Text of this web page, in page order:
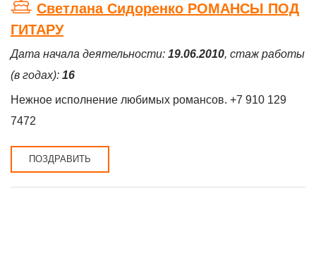
Светлана Сидоренко РОМАНСЫ ПОД
ГИТАРУ
Дата начала деятельности: 19.06.2010, стаж работы
(в годах): 16
Нежное исполнение любимых романсов. +7 910 129
7472
ПОЗДРАВИТЬ